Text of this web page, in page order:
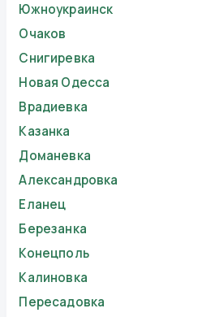
Южноукраинск
Очаков
Снигиревка
Новая Одесса
Врадиевка
Казанка
Доманевка
Александровка
Еланец
Березанка
Конецполь
Калиновка
Пересадовка